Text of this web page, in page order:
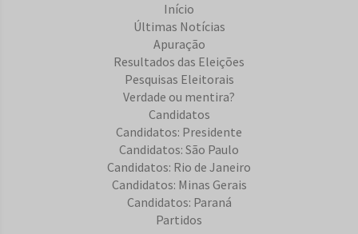
Início
Últimas Notícias
Apuração
Resultados das Eleições
Pesquisas Eleitorais
Verdade ou mentira?
Candidatos
Candidatos: Presidente
Candidatos: São Paulo
Candidatos: Rio de Janeiro
Candidatos: Minas Gerais
Candidatos: Paraná
Partidos